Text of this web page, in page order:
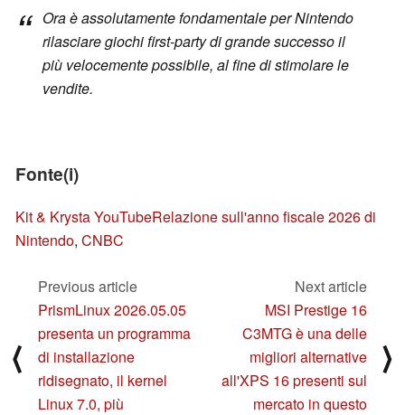
Ora è assolutamente fondamentale per Nintendo
rilasciare giochi first-party di grande successo il
più velocemente possibile, al fine di stimolare le
vendite.
Fonte(i)
Kit & Krysta YouTubeRelazione sull'anno fiscale 2026 di
Nintendo, CNBC
⟨
Previous article
PrismLinux 2026.05.05
presenta un programma
di installazione
ridisegnato, il kernel
Linux 7.0, più
Next article
MSI Prestige 16
C3MTG è una delle
migliori alternative
all'XPS 16 presenti sul
mercato in questo
⟩